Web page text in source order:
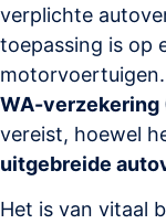
verplichte
toepassing is op
WA-verzekering
vereist, hoewel
uitgebreide
Het is van vitaal